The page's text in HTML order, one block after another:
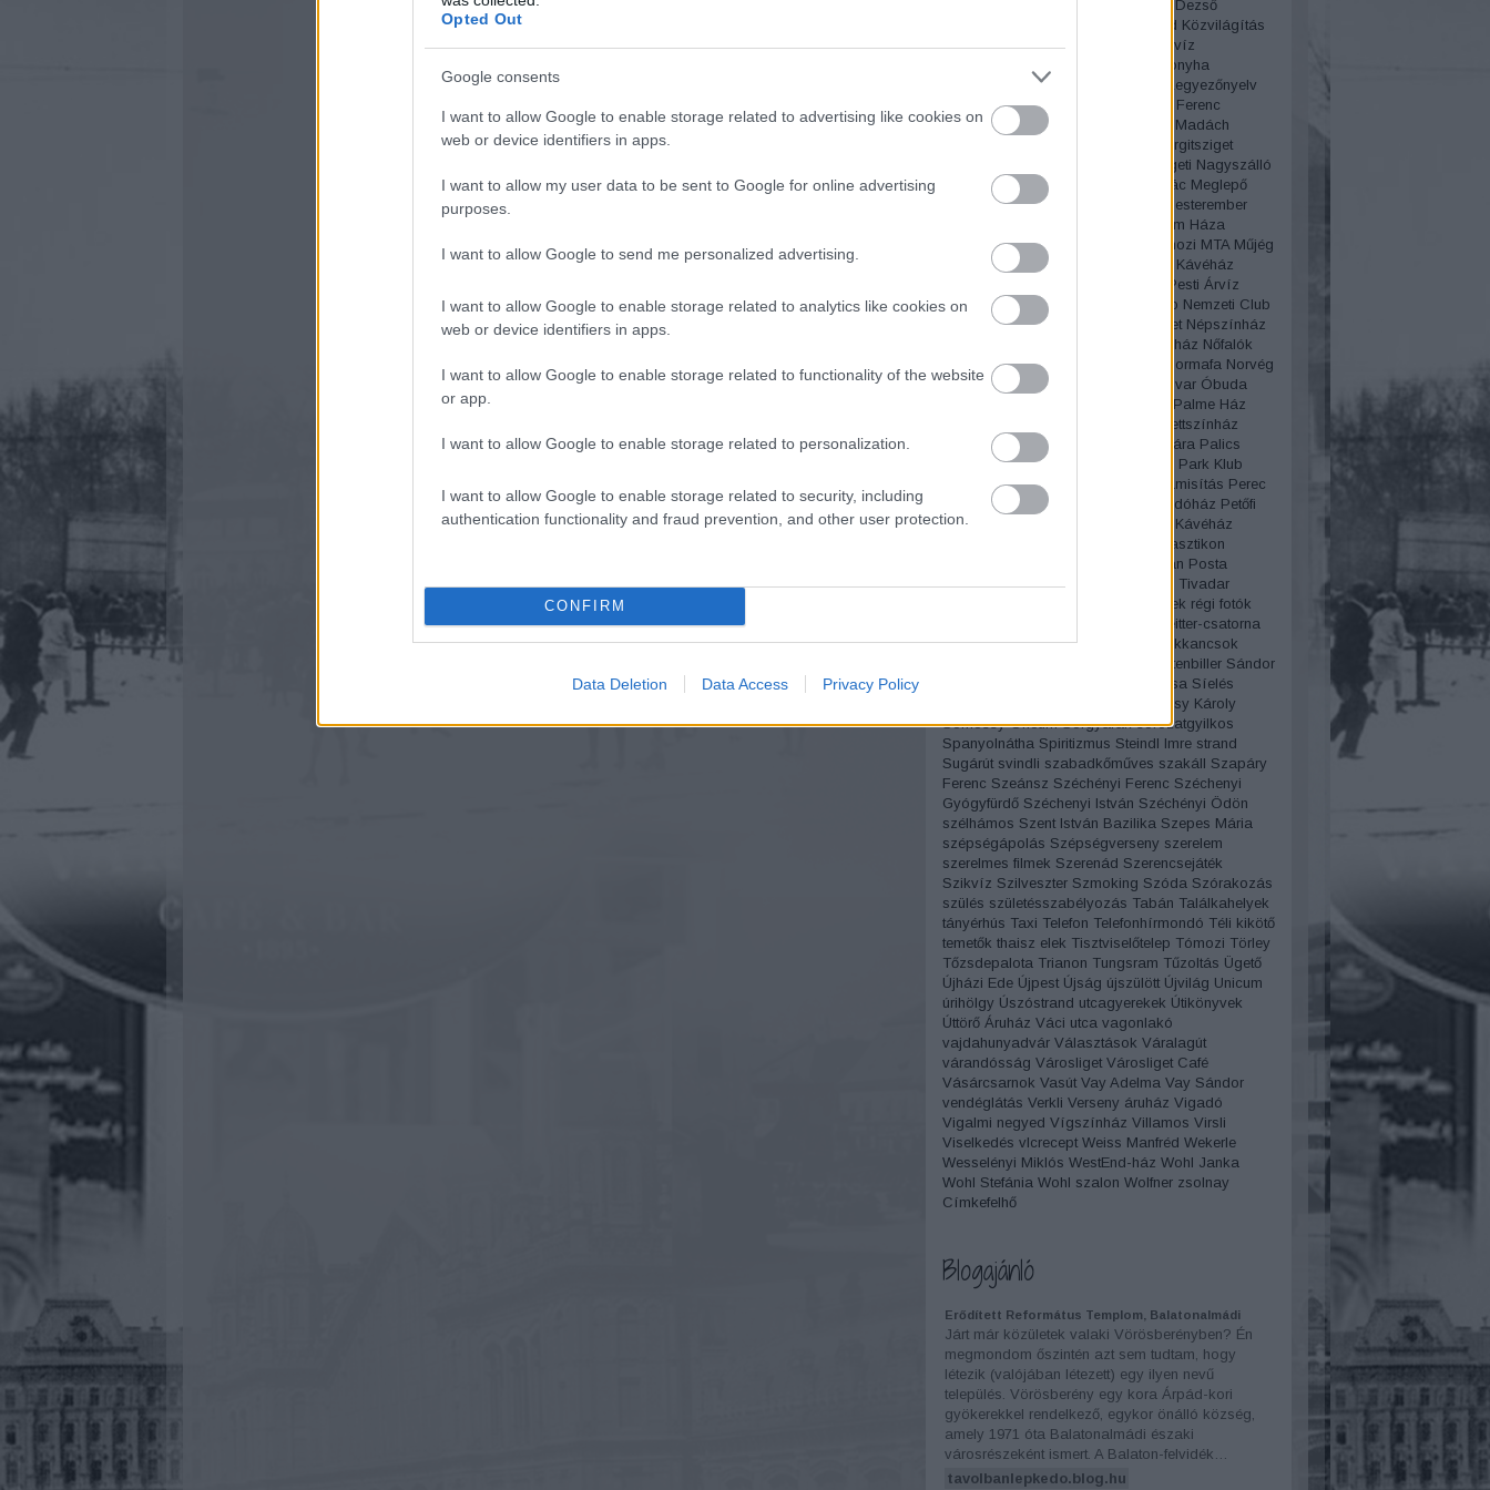
Opted Out
Google consents
I want to allow Google to enable storage related to advertising like cookies on
web or device identifiers in apps.
I want to allow my user data to be sent to Google for online advertising
purposes.
I want to allow Google to send me personalized advertising.
I want to allow Google to enable storage related to analytics like cookies on
web or device identifiers in apps.
I want to allow Google to enable storage related to functionality of the website
or app.
I want to allow Google to enable storage related to personalization.
I want to allow Google to enable storage related to security, including
authentication functionality and fraud prevention, and other user protection.
CONFIRM
Data Deletion Data Access Privacy Policy
Kosztolányi Dezső
Közvágóhíd Közvilágítás
Kresz Géza Krúdy Gyula
Kvíz
Lacikonyha
Lánchíd
Legyezőnyelv
Le Procope
Liszt Ferenc
Lornyon
Lottó áruház
Madách
Margitsziget
Margitszigeti Nagyszálló
Mária Valéria telep
Martinovics Ignác Meglepő
Megszólítások
Mesterember
Millenium Háza
Millennium Molnár Ferenc mozi MTA Műjég
Mulatás
Mulató Mulatozás
Művész Kávéház
Nagy Pesti Árvíz
Németvölgyi temető
Nemzeti Casino Nemzeti Club
Nemzeti Múzeum
Népsziget Népszínház
New York kávéház Nőfalók
Női divat Normafa Norvég
csúszka
Nyaralás Nyugati pályaudvar Óbuda
Olof Palme Ház
Operettszínház
Ördöglovas
Országház Ős-Budavára Palics
Párbaj
Park Klub
Parlament pék péklázadás Pénzhamisítás Perec
Pesti árvíz
Pesti Broadway Pesti indóház Petőfi
Sándor
Pilvax Kávéház
Plasztikon
porcelán Posta
Próbamamzel Projectográf
Puskás Tivadar
régi filmek régi fotók
Reitter-csatorna
Rejtő Jenő Reklám Rendszámok
Rikkancsok
rottenbiller Sándor
Schwimmer Rózsa Síelés
Somossy Károly
Somossy Orfeum Sörgyárak sorozatgyilkos
Spanyolnátha Spiritizmus Steindl Imre strand
Sugárút svindli szabadkőműves szakáll Szapáry
Ferenc Szeánsz Széchényi Ferenc Széchenyi
Gyógyfürdő Széchenyi István Széchényi Ödön
szélhámos Szent István Bazilika Szepes Mária
szépségápolás Szépségverseny szerelem
szerelmes filmek Szerenád Szerencsejáték
Szikvíz Szilveszter Szmoking Szóda Szórakozás
szülés születésszabélyozás Tabán Találkahelyek
tányérhús Taxi Telefon Telefonhírmondó Téli kikötő
temetők thaisz elek Tisztviselőtelep Tómozi Törley
Tőzsdepalota Trianon Tungsram Tűzoltás Ügető
Újházi Ede Újpest Újság újszülött Újvilág Unicum
úrihölgy Úszóstrand utcagyerekek Útikönyvek
Úttörő Áruház Váci utca vagonlakó
vajdahunyadvár Választások Váralagút
várandósság Városliget Városliget Café
Vásárcsarnok Vasút Vay Adelma Vay Sándor
vendéglátás Verkli Verseny áruház Vigadó
Vigalmi negyed Vígszínház Villamos Virsli
Viselkedés vlcrecept Weiss Manfréd Wekerle
Wesselényi Miklós WestEnd-ház Wohl Janka
Wohl Stefánia Wohl szalon Wolfner zsolnay
Címkefelhő
Blogajánló
Erődített Református Templom, Balatonalmádi
Járt már közületek valaki Vörösberényben? Én
megmondom őszintén azt sem tudtam, hogy
létezik (valójában létezett) egy ilyen nevű
település. Vörösberény egy kora Árpád-kori
gyökerekkel rendelkező, egykor önálló község,
amely 1971 óta Balatonalmádi északi
városrészeként ismert. A Balaton-felvidék…
tavolbanlepkedo.blog.hu